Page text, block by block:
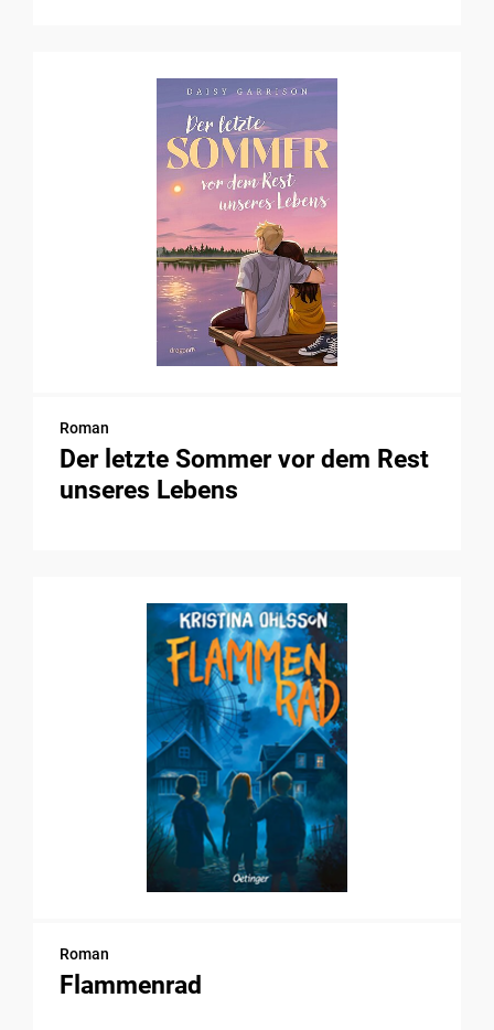
Roman
Der letzte Sommer vor dem Rest
unseres Lebens
Roman
Flammenrad